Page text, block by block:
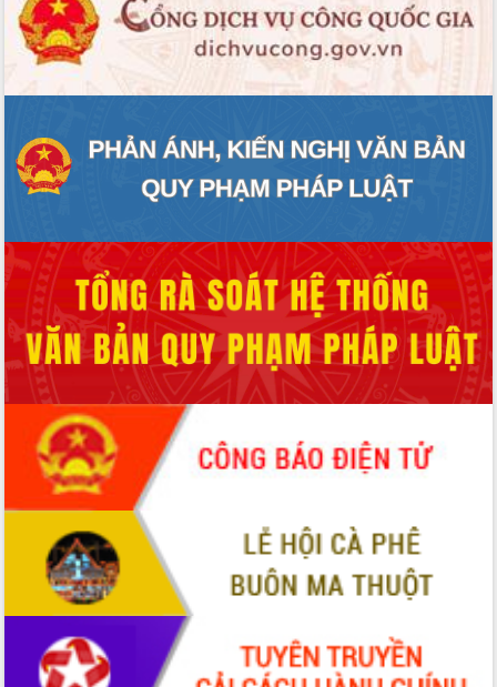
UBND tỉnh họp báo định kỳ tháng 4
năm 2026
Hội thảo khoa học “Giải pháp thúc đẩy
Tăng cường giám sát, đôn đốc thực
hiện nhiệm vụ quản lý tài sản công
hàng tuần
tại Trung tâm Phục vụ hành chính
công tỉnh
Đắk Lắk: Tôn vinh 46 giải pháp tại Hội
thi Sáng tạo Kỹ thuật 2024 - 2025
Đắk Lắk rà soát, điều chỉnh Đề án 190
về phát triển nuôi trồng thủy sản
Phó Chủ tịch UBND tỉnh Đắk Lắk
Trương Công Thái kiểm tra thực địa
Dự án cao tốc Khánh Hòa - Buôn Ma
Thuột
Định vị cà phê Việt Nam như một “di
sản sống” trong dòng chảy toàn cầu
Xây dựng nông thôn mới: Nâng cao đời
sống người dân từ những mô hình thiết
Quyết liệt tháo gỡ vướng mắc, đẩy
nhanh tiến độ các dự án trọng điểm
trong Khu kinh tế Nam Phú Yên